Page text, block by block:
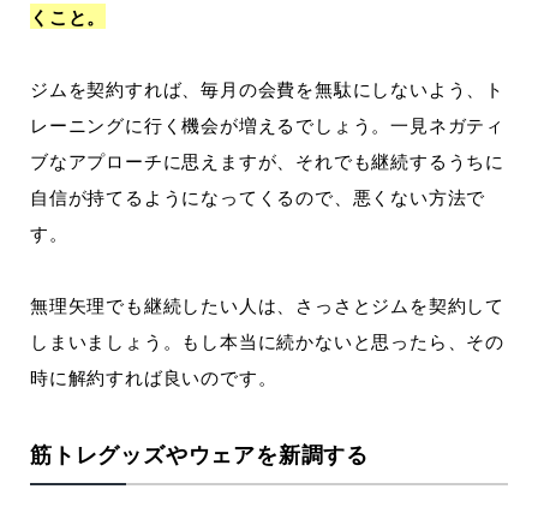
くこと。
ジムを契約すれば、毎月の会費を無駄にしないよう、ト
レーニングに行く機会が増えるでしょう。一見ネガティ
ブなアプローチに思えますが、それでも継続するうちに
自信が持てるようになってくるので、悪くない方法で
す。
無理矢理でも継続したい人は、さっさとジムを契約して
しまいましょう。もし本当に続かないと思ったら、その
時に解約すれば良いのです。
筋トレグッズやウェアを新調する